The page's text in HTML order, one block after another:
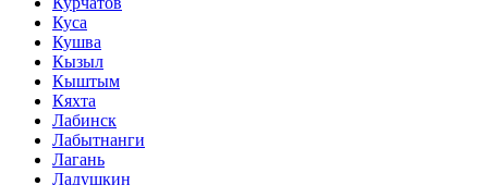
Куса
Кушва
Кызыл
Кыштым
Кяхта
Лабинск
Лабытнанги
Лагань
Ладушкин